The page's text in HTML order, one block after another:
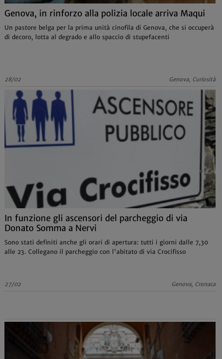
Genova, in rinforzo alla polizia locale arriva Maqui
Un pastore belga per la prima unità cinofila di Genova, che si occuperà
di decoro, lotta al degrado e allo spaccio di stupefacenti
28/02 Genova, Curiosità
In funzione gli ascensori del parcheggio di via
Donato Somma a Nervi
Sono stati definiti anche gli orari di apertura: tutti i giorni dalle 7,30
alle 23. Collegano il parcheggio con l'abitato di via Crocifisso
27/02 Genova, Cronaca